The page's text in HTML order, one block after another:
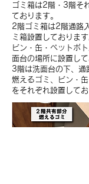
ゴミ箱は2階・3階そ
ております。
2階ゴミ箱は2階通路
ミ箱設置しております
ビン・缶・ペットボ
面台の場所に設置して
3階は洗面台の下、通
燃えるゴミ、ビン・
をそれぞれ設置してお